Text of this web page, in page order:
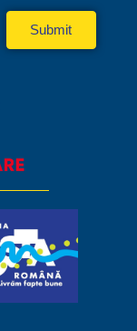
Submit